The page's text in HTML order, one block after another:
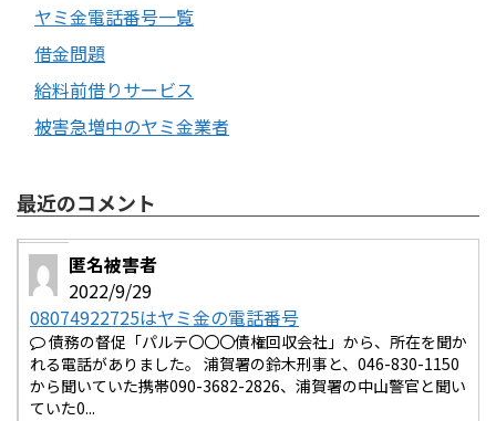
ヤミ金電話番号一覧
借金問題
給料前借りサービス
被害急増中のヤミ金業者
最近のコメント
匿名被害者
2022/9/29
08074922725はヤミ金の電話番号
債務の督促「パルテ〇〇〇債権回収会社」から、所在を聞か
れる電話がありました。 浦賀署の鈴木刑事と、046-830-1150
から聞いていた携帯090-3682-2826、浦賀署の中山警官と聞い
ていた0...